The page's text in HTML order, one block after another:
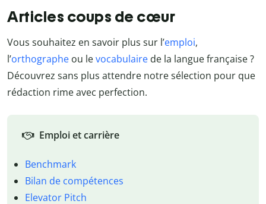
Articles coups de cœur
Vous souhaitez en savoir plus sur l’emploi,
l’orthographe ou levocabulaire de la langue française ?
Découvrez sans plus attendre notre sélection pour que
rédaction rime avec perfection.
Emploi et carrière
Benchmark
Bilan de compétences
Elevator Pitch